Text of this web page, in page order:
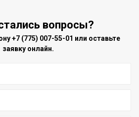
вопросы?
+7 (775) 007-55-01 или оставьте
заявку онлайн.